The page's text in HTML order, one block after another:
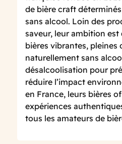
de bière craft
sans alcool. Loin des
saveur, leur ambition est
bières vibrantes, pleines
naturellement sans
désalcoolisation pour
réduire l’impact
en France, leurs bières
expériences
tous les amateurs de